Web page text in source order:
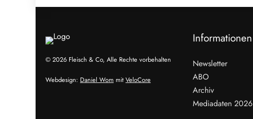
© 2026 Fleisch & Co, Alle Rechte vorbehalten
Webdesign: Daniel Wom mit VeloCore
Informationen
Newsletter
ABO
Archiv
Mediadaten 2026